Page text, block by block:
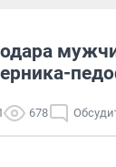
678